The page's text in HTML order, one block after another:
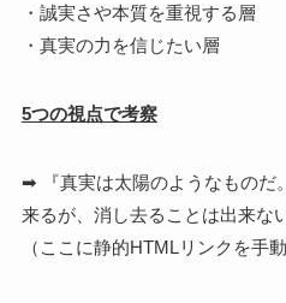
・誠実さや本質を重視する層
・真実の力を信じたい層
5つの視点で考察
➡ 『真実は太陽のようなものだ
来るが、消し去ることは出来な
（ここに静的HTMLリンクを手動